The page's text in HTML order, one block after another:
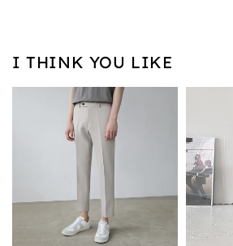
I THINK YOU LIKE